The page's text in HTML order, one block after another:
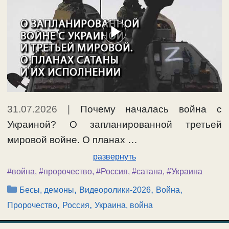
31.07.2026 | Почему началась война с
Украиной? О запланированной третьей
мировой войне. О планах …
развернуть
#война, #пророчество, #Россия, #сатана, #Украина
Рубрики
Бесы, демоны, Видеоролики-2026, Война,
Пророчество, Россия, Украина, война